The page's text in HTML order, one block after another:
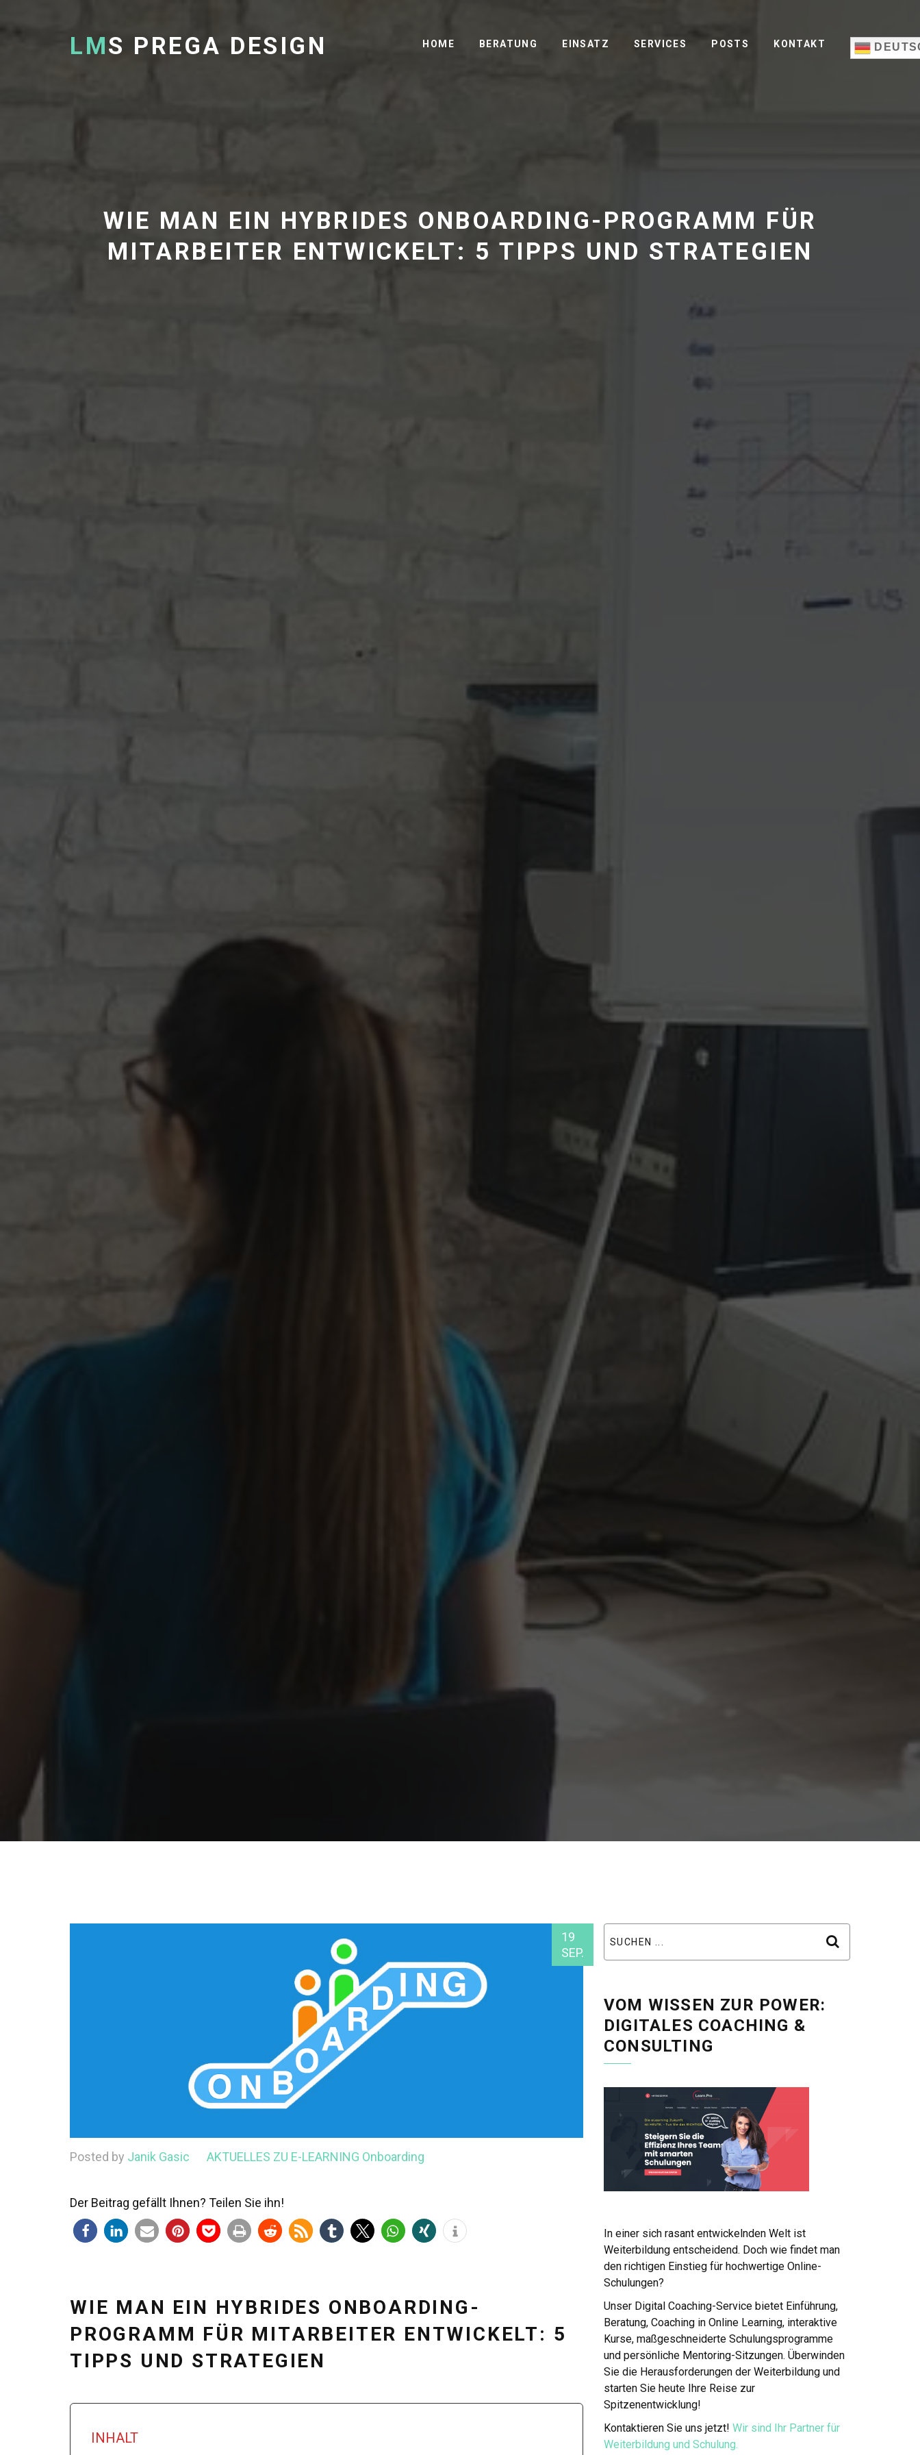
LMS PREGA DESIGN HOME BERATUNG EINSATZ SERVICES POSTS KONTAKT
WIE MAN EIN HYBRIDES ONBOARDING-PROGRAMM FÜR
MITARBEITER ENTWICKELT: 5 TIPPS UND STRATEGIEN
19
SEP.
Posted by Janik Gasic AKTUELLES ZU E-LEARNING Onboarding
Der Beitrag gefällt Ihnen? Teilen Sie ihn!
WIE MAN EIN HYBRIDES ONBOARDING-
PROGRAMM FÜR MITARBEITER ENTWICKELT: 5
TIPPS UND STRATEGIEN
INHALT
VOM WISSEN ZUR POWER:
DIGITALES COACHING &
CONSULTING
In einer sich rasant entwickelnden Welt ist
Weiterbildung entscheidend. Doch wie findet man
den richtigen Einstieg für hochwertige Online-
Schulungen?
Unser Digital Coaching-Service bietet Einführung,
Beratung, Coaching in Online Learning, interaktive
Kurse, maßgeschneiderte Schulungsprogramme
und persönliche Mentoring-Sitzungen. Überwinden
Sie die Herausforderungen der Weiterbildung und
starten Sie heute Ihre Reise zur
Spitzenentwicklung!
Kontaktieren Sie uns jetzt! Wir sind Ihr Partner für
Weiterbildung und Schulung.